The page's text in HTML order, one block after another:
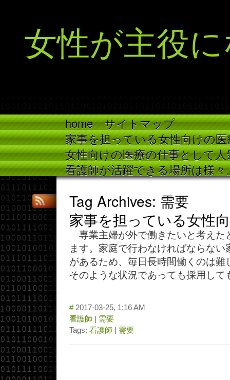
女性が主役
home
サイトマップ
家事を担っている女性向けの
女性向けの医療の仕事として
看護師が活躍できる場所は様々
Tag Archives: 需要
家事を担っている女性
専業主婦が外で働きたいと考えた
ます。家庭で行わなければならな
があるため、毎日長時間働くのは
そのような状況であっても採用し
# 2017-03-25, 1:16 AM
看護師 | 需要
Tags: 看護師 | 需要